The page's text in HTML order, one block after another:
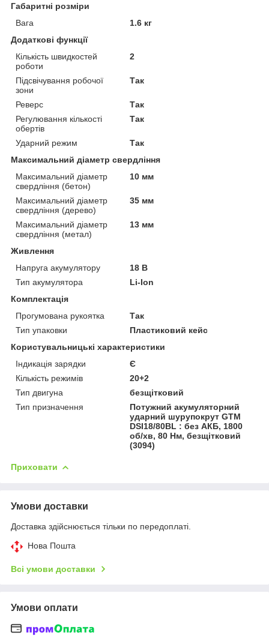
Габаритні розміри
Вага
1.6 кг
Додаткові функції
Кількість швидкостей
роботи
2
Підсвічування робочої
зони
Так
Реверс
Так
Регулювання кількості
обертів
Так
Ударний режим
Так
Максимальний діаметр свердління
Максимальний діаметр
свердління (бетон)
10 мм
Максимальний діаметр
свердління (дерево)
35 мм
Максимальний діаметр
свердління (метал)
13 мм
Живлення
Напруга акумулятору
18 В
Тип акумулятора
Li-Ion
Комплектація
Прогумована рукоятка
Так
Тип упаковки
Пластиковий кейс
Користувальницькі характеристики
Індикація зарядки
Є
Кількість режимів
20+2
Тип двигуна
безщітковий
Тип призначення
Потужний акумуляторний
ударний шурупокрут GTM
DSI18/80BL : без АКБ, 1800
об/хв, 80 Нм, безщітковий
(3094)
Приховати
Умови доставки
Доставка здійснюється тільки по передоплаті.
Нова Пошта
Всі умови доставки
Умови оплати